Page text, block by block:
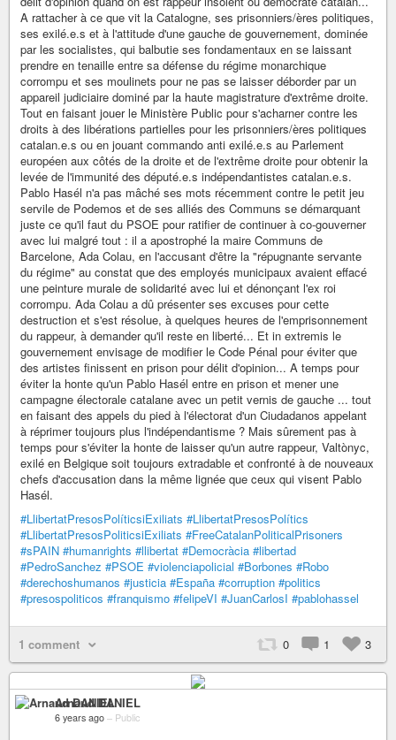
A rattacher à ce que vit la Catalogne, ses prisonniers/ères politiques,
ses exilé.e.s et à l'attitude d'une gauche de gouvernement, dominée
par les socialistes, qui balbutie ses fondamentaux en se laissant
prendre en tenaille entre sa défense du régime monarchique
corrompu et ses moulinets pour ne pas se laisser déborder par un
appareil judiciaire dominé par la haute magistrature d'extrême droite.
Tout en faisant jouer le Ministère Public pour s'acharner contre les
droits à des libérations partielles pour les prisonniers/ères politiques
catalan.e.s ou en jouant commando anti exilé.e.s au Parlement
européen aux côtés de la droite et de l'extrême droite pour obtenir la
levée de l'immunité des député.e.s indépendantistes catalan.e.s.
Pablo Hasél n'a pas mâché ses mots récemment contre le petit jeu
servile de Podemos et de ses alliés des Communs se démarquant
juste ce qu'il faut du PSOE pour ratifier de continuer à co-gouverner
avec lui malgré tout : il a apostrophé la maire Communs de
Barcelone, Ada Colau, en l'accusant d'être la "répugnante servante
du régime" au constat que des employés municipaux avaient effacé
une peinture murale de solidarité avec lui et dénonçant l'ex roi
corrompu. Ada Colau a dû présenter ses excuses pour cette
destruction et s'est résolue, à quelques heures de l'emprisonnement
du rappeur, à demander qu'il reste en liberté... Et in extremis le
gouvernement envisage de modifier le Code Pénal pour éviter que
des artistes finissent en prison pour délit d'opinion... A temps pour
éviter la honte qu'un Pablo Hasél entre en prison et mener une
campagne électorale catalane avec un petit vernis de gauche ... tout
en faisant des appels du pied à l'électorat d'un Ciudadanos appelant
à réprimer toujours plus l'indépendantisme ? Mais sûrement pas à
temps pour s'éviter la honte de laisser qu'un autre rappeur, Valtònyc,
exilé en Belgique soit toujours extradable et confronté à de nouveaux
chefs d'accusation dans la même lignée que ceux qui visent Pablo
Hasél.
#LlibertatPresosPolíticsiExiliats #LlibertatPresosPolítics
#LlibertatPresosPoliticsiExiliats #FreeCatalanPoliticalPrisoners
#sPAIN #humanrights #llibertat #Democràcia #libertad
#PedroSanchez #PSOE #violenciapolicial #Borbones #Robo
#derechoshumanos #justicia #España #corruption #politics
#presospoliticos #franquismo #felipeVI #JuanCarlosI #pablohassel
1 comment 0 1 3
Arnaud DANIEL
6 years ago – Public